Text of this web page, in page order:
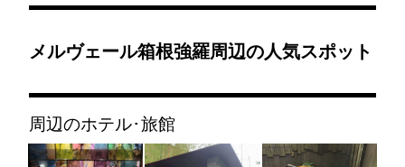
メルヴェール箱根強羅周辺の人気スポット
周辺のホテル･旅館